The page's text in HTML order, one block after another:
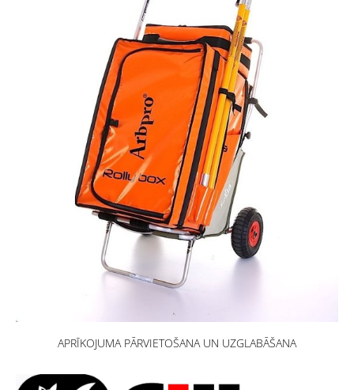
APRĪKOJUMA PĀRVIETOŠANA UN UZGLABĀŠANA